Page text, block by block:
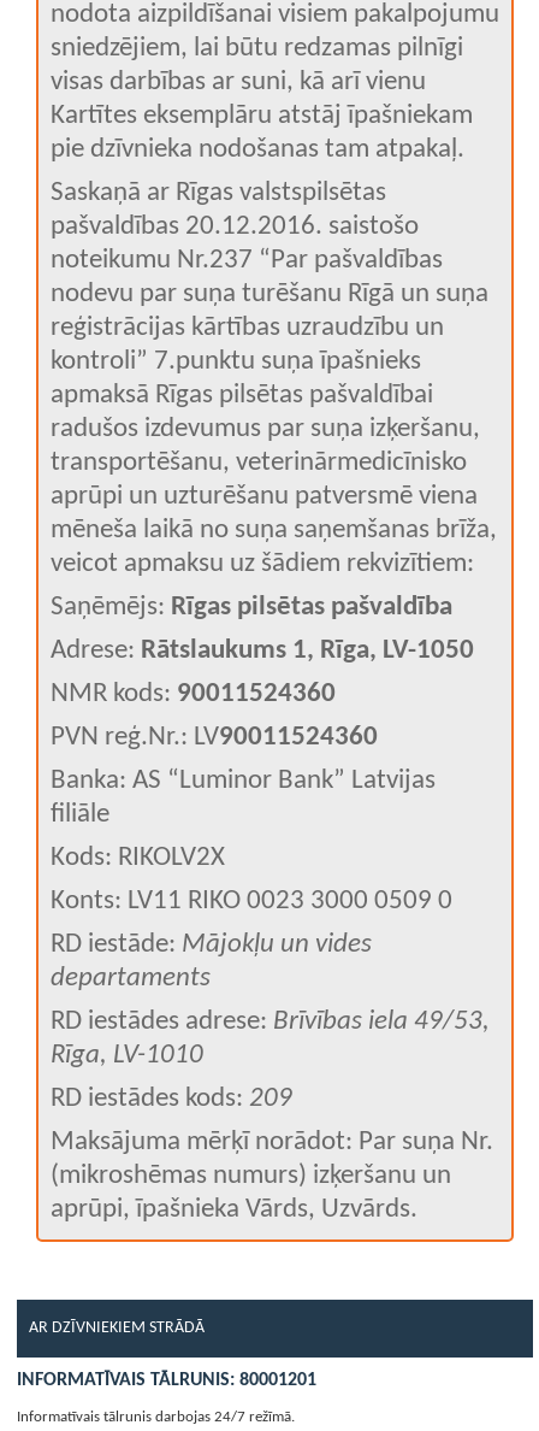
nodota aizpildīšanai visiem pakalpojumu
sniedzējiem, lai būtu redzamas pilnīgi
visas darbības ar suni, kā arī vienu
Kartītes eksemplāru atstāj īpašniekam
pie dzīvnieka nodošanas tam atpakaļ.
Saskaņā ar Rīgas valstspilsētas
pašvaldības 20.12.2016. saistošo
noteikumu Nr.237 “Par pašvaldības
nodevu par suņa turēšanu Rīgā un suņa
reģistrācijas kārtības uzraudzību un
kontroli” 7.punktu suņa īpašnieks
apmaksā Rīgas pilsētas pašvaldībai
radušos izdevumus par suņa izķeršanu,
transportēšanu, veterinārmedicīnisko
aprūpi un uzturēšanu patversmē viena
mēneša laikā no suņa saņemšanas brīža,
veicot apmaksu uz šādiem rekvizītiem:
Saņēmējs: Rīgas pilsētas pašvaldība
Adrese: Rātslaukums 1, Rīga, LV-1050
NMR kods: 90011524360
PVN reģ.Nr.: LV90011524360
Banka: AS “Luminor Bank” Latvijas
filiāle
Kods: RIKOLV2X
Konts: LV11 RIKO 0023 3000 0509 0
RD iestāde: Mājokļu un vides
departaments
RD iestādes adrese: Brīvības iela 49/53,
Rīga, LV-1010
RD iestādes kods: 209
Maksājuma mērķī norādot: Par suņa Nr.
(mikroshēmas numurs) izķeršanu un
aprūpi, īpašnieka Vārds, Uzvārds.
AR DZĪVNIEKIEM STRĀDĀ
INFORMATĪVAIS TĀLRUNIS: 80001201
Informatīvais tālrunis darbojas 24/7 režīmā.